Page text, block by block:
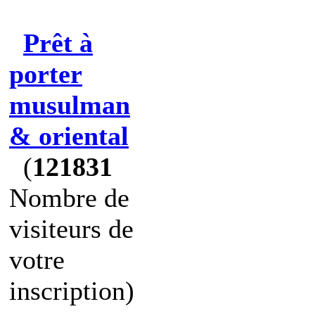
Prêt à
porter
musulman
& oriental
(121831
Nombre de
visiteurs de
votre
inscription)